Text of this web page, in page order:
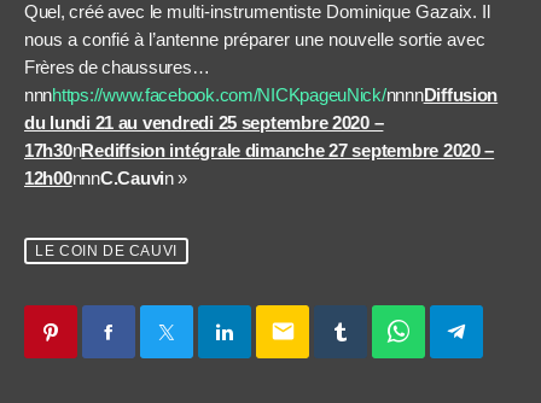
Quel, créé avec le multi-instrumentiste Dominique Gazaix. Il
nous a confié à l’antenne préparer une nouvelle sortie avec
Frères de chaussures…
nnnhttps://www.facebook.com/NICKpageuNick/nnnnDiffusion
du lundi 21 au vendredi 25 septembre 2020 –
17h30nRediffsion intégrale dimanche 27 septembre 2020 –
12h00nnnC.Cauvin »
LE COIN DE CAUVI
email